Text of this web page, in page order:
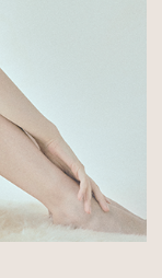
ナー
で、背筋を
引き出す姿